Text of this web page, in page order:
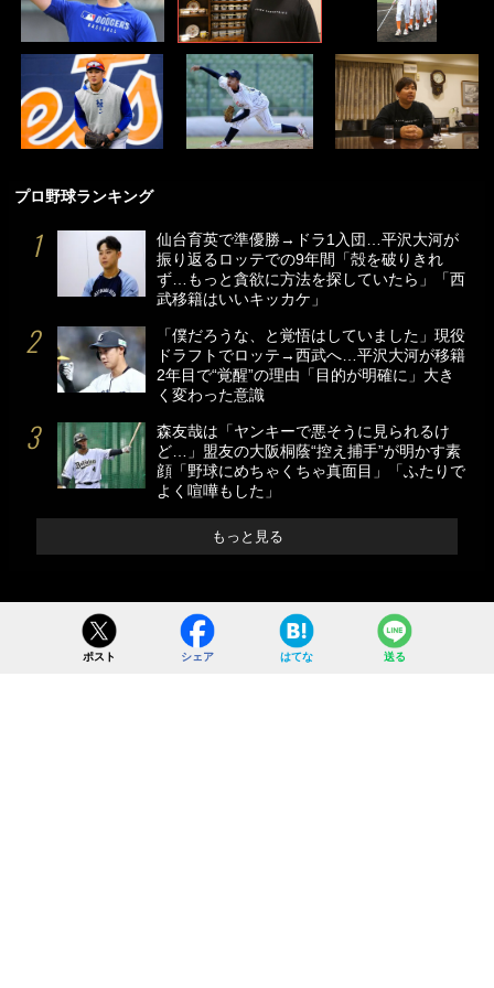
プロ野球ランキング
仙台育英で準優勝→ドラ1入団…平沢大河が
振り返るロッテでの9年間「殻を破りきれ
ず…もっと貪欲に方法を探していたら」「西
武移籍はいいキッカケ」
「僕だろうな、と覚悟はしていました」現役
ドラフトでロッテ→西武へ…平沢大河が移籍
2年目で“覚醒”の理由「目的が明確に」大き
く変わった意識
森友哉は「ヤンキーで悪そうに見られるけ
ど…」盟友の大阪桐蔭“控え捕手”が明かす素
顔「野球にめちゃくちゃ真面目」「ふたりで
よく喧嘩もした」
もっと見る
ポスト シェア はてな 送る